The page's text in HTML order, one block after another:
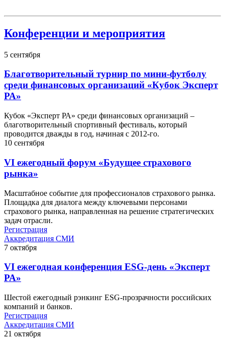
Конференции и мероприятия
5 сентября
Благотворительный турнир по мини-футболу
среди финансовых организаций «Кубок Эксперт
РА»
Кубок «Эксперт РА» среди финансовых организаций –
благотворительный спортивный фестиваль, который
проводится дважды в год, начиная с 2012-го.
10 сентября
VI ежегодный форум «Будущее страхового
рынка»
Масштабное событие для профессионалов страхового рынка.
Площадка для диалога между ключевыми персонами
страхового рынка, направленная на решение стратегических
задач отрасли.
Регистрация
Аккредитация СМИ
7 октября
VI ежегодная конференция ESG-день «Эксперт
РА»
Шестой ежегодный рэнкинг ESG-прозрачности российских
компаний и банков.
Регистрация
Аккредитация СМИ
21 октября